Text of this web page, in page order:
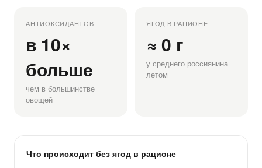
АНТИОКСИДАНТОВ
в 10×
больше
чем в большинстве
овощей
ЯГОД В РАЦИОНЕ
≈ 0 г
у среднего россиянина
летом
Что происходит без ягод в рационе